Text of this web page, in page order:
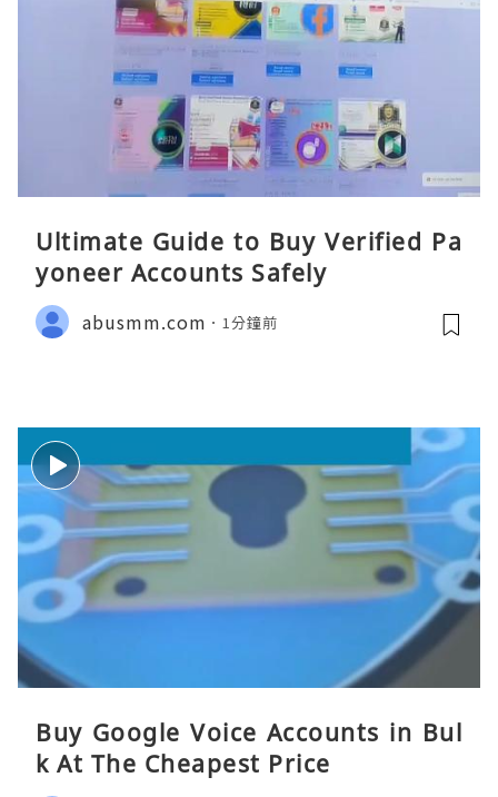
Ultimate Guide to Buy Verified Pa
yoneer Accounts Safely
abusmm.com 1分鐘前
Buy Google Voice Accounts in Bul
k At The Cheapest Price